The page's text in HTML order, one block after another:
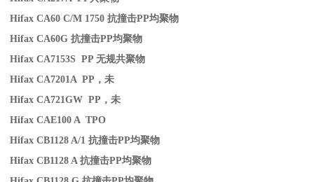
Hifax CA60 C/M 1750抗撞击PP均聚物
Hifax CA60G抗撞击PP均聚物
Hifax CA7153S PP无规共聚物
Hifax CA7201A PP ，未
Hifax CA721GW PP ，未
Hifax CAE100 A TPO
Hifax CB1128 A/1抗撞击PP均聚物
Hifax CB1128 A抗撞击PP均聚物